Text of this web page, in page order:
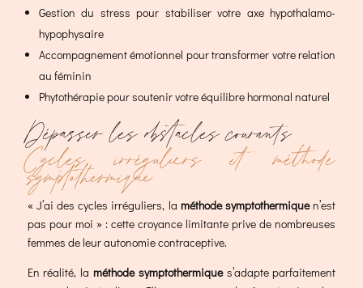
Gestion du stress pour stabiliser votre axe hypothalamo-
hypophysaire
Accompagnement émotionnel pour transformer votre relation
au féminin
Phytothérapie pour soutenir votre équilibre hormonal naturel
Dépasser les obstacles courants
Cycles irréguliers et méthode
symptothermique
« J’ai des cycles irréguliers, la méthode symptothermiquen’est
pas pour moi » : cette croyance limitante prive de nombreuses
femmes de leur autonomie contraceptive.
En réalité, la méthode symptothermiques’adapte parfaitement